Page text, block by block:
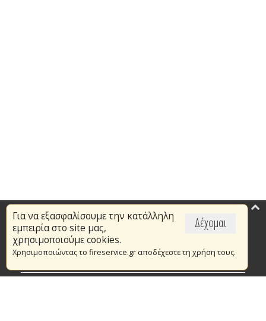
Δέχομαι
Για να εξασφαλίσουμε την κατάλληλη
εμπειρία στο site μας,
χρησιμοποιούμε cookies.
Χρησιμοποιώντας το fireservice.gr αποδέχεστε τη χρήση τους.
Επικαιρότητα
Το Πυροσβεστικό Σώμα